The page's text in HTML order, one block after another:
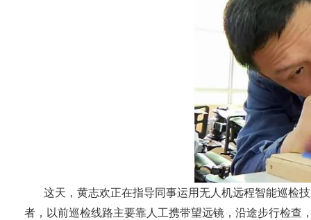
这天，黄志欢正在指导同事运用无人机远程智能巡检
者，以前巡检线路主要靠人工携带望远镜，沿途步行检查